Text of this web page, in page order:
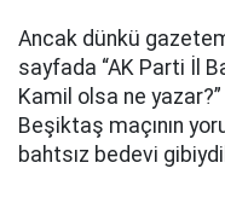
Ancak dünkü
sayfada “AK Parti İl
Kamil olsa ne
Beşiktaş maçının
bahtsız bedevi